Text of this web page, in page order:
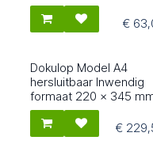
€
2527
Dokulop Model A4
hersluitbaar Inwendig
formaat 220 x 345
€